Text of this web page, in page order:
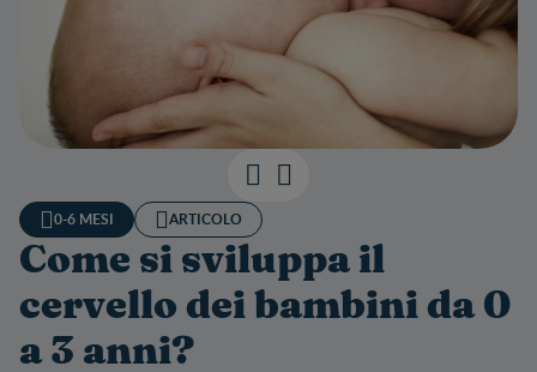
0-6 MESI ARTICOLO
Come si sviluppa il
cervello dei bambini da 0
a 3 anni?